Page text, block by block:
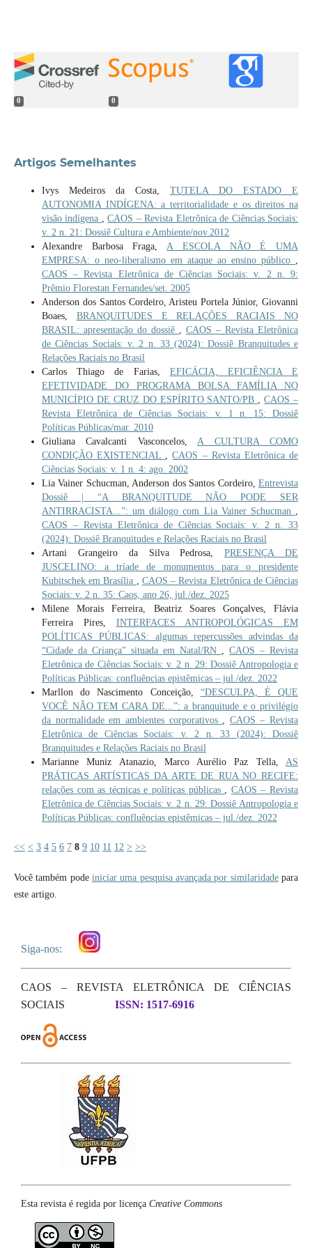
0 0
Artigos Semelhantes
Ivys Medeiros da Costa,TUTELA DO ESTADO E
AUTONOMIA INDÍGENA: a territorialidade e os direitos na
visão indígena ,CAOS – Revista Eletrônica de Ciências Sociais:
v. 2 n. 21: Dossiê Cultura e Ambiente/nov.2012
Alexandre Barbosa Fraga,A ESCOLA NÃO É UMA
EMPRESA: o neo-liberalismo em ataque ao ensino público ,
CAOS – Revista Eletrônica de Ciências Sociais: v. 2 n. 9:
Prêmio Florestan Fernandes/set. 2005
Anderson dos Santos Cordeiro, Aristeu Portela Júnior, Giovanni
Boaes, BRANQUITUDES E RELAÇÕES RACIAIS NO
BRASIL: apresentação do dossiê ,CAOS – Revista Eletrônica
de Ciências Sociais: v. 2 n. 33 (2024): Dossiê Branquitudes e
Relações Raciais no Brasil
Carlos Thiago de Farias, EFICÁCIA, EFICIÊNCIA E
EFETIVIDADE DO PROGRAMA BOLSA FAMÍLIA NO
MUNICÍPIO DE CRUZ DO ESPÍRITO SANTO/PB ,CAOS –
Revista Eletrônica de Ciências Sociais: v. 1 n. 15: Dossiê
Políticas Públicas/mar. 2010
Giuliana Cavalcanti Vasconcelos,A CULTURA COMO
CONDIÇÃO EXISTENCIAL ,CAOS – Revista Eletrônica de
Ciências Sociais: v. 1 n. 4: ago. 2002
Lia Vainer Schucman, Anderson dos Santos Cordeiro,Entrevista
Dossiê | “A BRANQUITUDE NÃO PODE SER
ANTIRRACISTA...”: um diálogo com Lia Vainer Schucman ,
CAOS – Revista Eletrônica de Ciências Sociais: v. 2 n. 33
(2024): Dossiê Branquitudes e Relações Raciais no Brasil
Artani Grangeiro da Silva Pedrosa,PRESENÇA DE
JUSCELINO: a tríade de monumentos para o presidente
Kubitschek em Brasília , CAOS – Revista Eletrônica de Ciências
Sociais: v. 2 n. 35: Caos, ano 26, jul./dez. 2025
Milene Morais Ferreira, Beatriz Soares Gonçalves, Flávia
Ferreira Pires, INTERFACES ANTROPOLÓGICAS EM
POLÍTICAS PÚBLICAS: algumas repercussões advindas da
“Cidade da Criança” situada em Natal/RN ,CAOS – Revista
Eletrônica de Ciências Sociais: v. 2 n. 29: Dossiê Antropologia e
Políticas Públicas: confluências epistêmicas – jul./dez. 2022
Marllon do Nascimento Conceição, “DESCULPA, É QUE
VOCÊ NÃO TEM CARA DE...”: a branquitude e o privilégio
da normalidade em ambientes corporativos , CAOS – Revista
Eletrônica de Ciências Sociais: v. 2 n. 33 (2024): Dossiê
Branquitudes e Relações Raciais no Brasil
Marianne Muniz Atanazio, Marco Aurélio Paz Tella,AS
PRÁTICAS ARTÍSTICAS DA ARTE DE RUA NO RECIFE:
relações com as técnicas e políticas públicas , CAOS – Revista
Eletrônica de Ciências Sociais: v. 2 n. 29: Dossiê Antropologia e
Políticas Públicas: confluências epistêmicas – jul./dez. 2022
<< < 3 4 5 6 7 8 9 10 11 12 > >>
Você também pode iniciar uma pesquisa avançada por similaridadepara
este artigo.
Siga-nos:
CAOS – REVISTA ELETRÔNICA DE CIÊNCIAS
SOCIAIS
ISSN: 1517-6916
Esta revista é regida por licença Creative Commons